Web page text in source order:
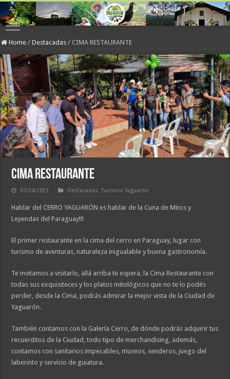
Home / Destacadas / CIMA RESTAURANTE
CIMA RESTAURANTE
07/24/2023 Destacadas,Turismo Yaguarón
Hablar del CERRO YAGUARÓN es hablar de la Cuna de Mitos y
Leyendas del Paraguay!!!
El primer restaurante en la cima del cerro en Paraguay, lugar con
turismo de aventuras, naturaleza inigualable y buena gastronomía.
Te invitamos a visitarlo, allá arriba te espera, la Cima Restaurante con
todas sus exquisiteces y los platos mitológicos que no te lo podés
perder, desde la Cima, podrás admirar la mejor vista de la Ciudad de
Yaguarón.
También contamos con la Galería Cerro, de dónde podrás adquirir tus
recuerditos de la Ciudad, todo tipo de merchandising, además,
contamos con sanitarios impecables, museos, senderos, juego del
laberinto y servicio de guiatura.